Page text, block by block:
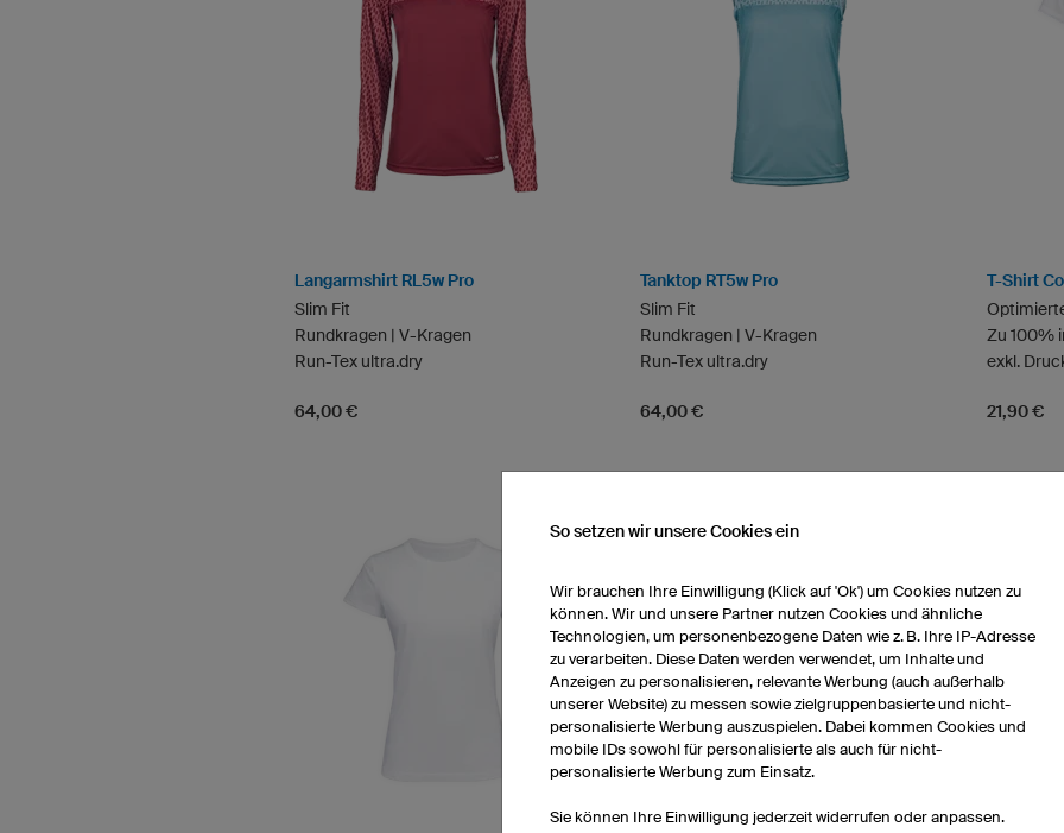
Langarmshirt RL5w Pro
Slim Fit
Rundkragen | V-Kragen
Run-Tex ultra.dry
64,00 €
Tanktop RT5w Pro
Slim Fit
Rundkragen | V-Kragen
Run-Tex ultra.dry
64,00 €
T-Shirt
Zu 100%
exkl.
21,90 €
So setzen wir unsere Cookies ein
Wir brauchen Ihre Einwilligung (Klick auf 'Ok') um Cookies nutzen zu
können. Wir und unsere Partner nutzen Cookies und ähnliche
Technologien, um personenbezogene Daten wie z. B. Ihre IP-Adresse
zu verarbeiten. Diese Daten werden verwendet, um Inhalte und
Anzeigen zu personalisieren, relevante Werbung (auch außerhalb
unserer Website) zu messen sowie zielgruppenbasierte und nicht-
personalisierte Werbung auszuspielen. Dabei kommen Cookies und
mobile IDs sowohl für personalisierte als auch für nicht-
personalisierte Werbung zum Einsatz.
Sie können Ihre Einwilligung jederzeit widerrufen oder anpassen.